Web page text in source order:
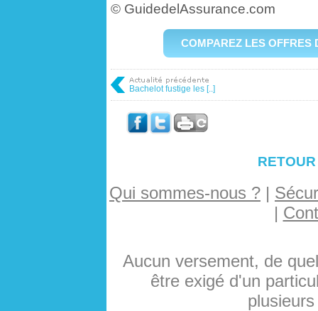
© GuidedelAssurance.com
COMPAREZ LES OFFRES
Bachelot fustige les [..]
Qui sommes-nous ? |
|
Aucun versement, de
être exigé d'un